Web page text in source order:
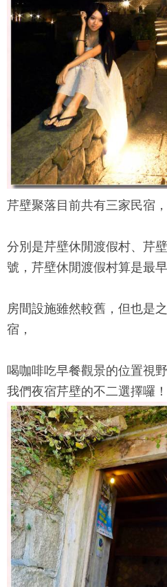
芹壁聚落目前共有三家民宿，
分別是芹壁休閒渡假村、芹
號， 芹壁休閒渡假村算是最
房間設施雖然較舊，但也是
宿，
喝咖啡吃早餐觀景的位置視
我們夜宿芹壁的不二選擇囉！